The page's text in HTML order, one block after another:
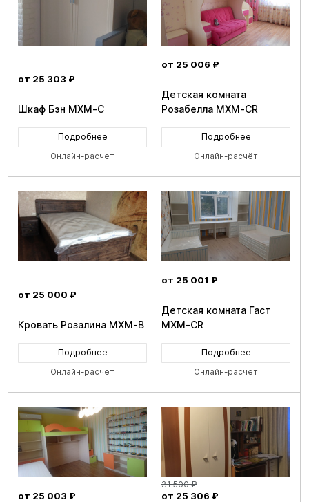
от 25 303 ₽
Шкаф Бэн MXM-C
Подробнее
Онлайн-расчёт
от 25 006 ₽
Детская комната
Розабелла MXM-CR
Подробнее
Онлайн-расчёт
от 25 000 ₽
Кровать Розалина MXM-B
Подробнее
Онлайн-расчёт
от 25 001 ₽
Детская комната Гаст
MXM-CR
Подробнее
Онлайн-расчёт
от 25 003 ₽
31 500 ₽
от 25 306 ₽